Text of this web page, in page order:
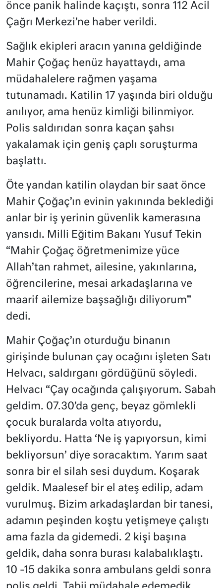
önce panik halinde kaçıştı, sonra 112 Acil
Çağrı Merkezi’ne haber verildi.
Sağlık ekipleri aracın yanına geldiğinde
Mahir Çoğaç henüz hayattaydı, ama
müdahalelere rağmen yaşama
tutunamadı. Katilin 17 yaşında biri olduğu
anılıyor, ama henüz kimliği bilinmiyor.
Polis saldırıdan sonra kaçan şahsı
yakalamak için geniş çaplı soruşturma
başlattı.
Öte yandan katilin olaydan bir saat önce
Mahir Çoğaç’ın evinin yakınında beklediği
anlar bir iş yerinin güvenlik kamerasına
yansıdı. Milli Eğitim Bakanı Yusuf Tekin
“Mahir Çoğaç öğretmenimize yüce
Allah’tan rahmet, ailesine, yakınlarına,
öğrencilerine, mesai arkadaşlarına ve
maarif ailemize başsağlığı diliyorum”
dedi.
Mahir Çoğaç’ın oturduğu binanın
girişinde bulunan çay ocağını işleten Satı
Helvacı, saldırganı gördüğünü söyledi.
Helvacı “Çay ocağında çalışıyorum. Sabah
geldim. 07.30’da genç, beyaz gömlekli
çocuk buralarda volta atıyordu,
bekliyordu. Hatta ‘Ne iş yapıyorsun, kimi
bekliyorsun’ diye soracaktım. Yarım saat
sonra bir el silah sesi duydum. Koşarak
geldik. Maalesef bir el ateş edilip, adam
vurulmuş. Bizim arkadaşlardan bir tanesi,
adamın peşinden koştu yetişmeye çalıştı
ama fazla da gidemedi. 2 kişi başına
geldik, daha sonra burası kalabalıklaştı.
10 -15 dakika sonra ambulans geldi sonra